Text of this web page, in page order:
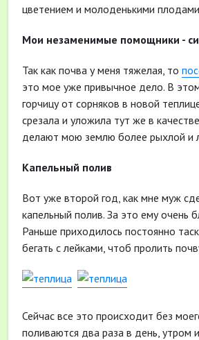
цветением и молоденькими
Мои незаменимые помощники -
Так как почва у меня тяжелая, то
это мое уже привычное дело. В
горчицу от сорняков в новой
срезала и уложила тут же в
делают мою землю более рыхлой и
Капельный полив
Вот уже второй год, как мне муж
капельный полив. За это ему очень
Раньше приходилось постоянно
бегать с лейками, чтоб пролить
Сейчас все это происходит без
поливаются два раза в день, утром